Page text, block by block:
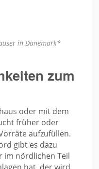
in Dänemark*
zum
oder mit dem
früher oder
aufzufüllen.
gibt es dazu
im nördlichen Teil